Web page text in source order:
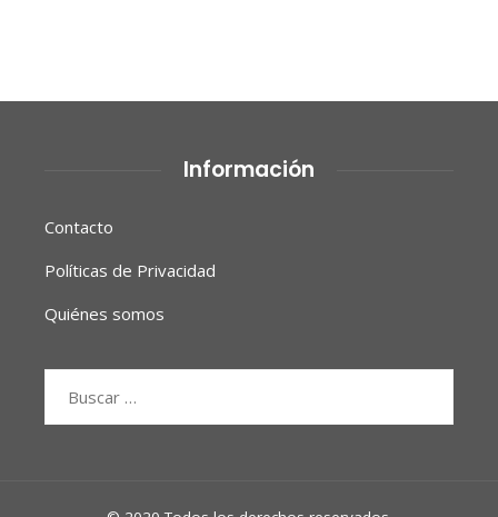
Información
Contacto
Políticas de Privacidad
Quiénes somos